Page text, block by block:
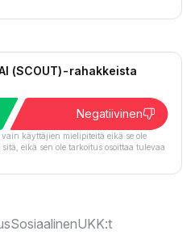
(SCOUT)-rahakkeista
Negatiivinen
käyttäjien mielipiteitä eikä se ole
eikä sen ole tarkoitus osoittaa tulevaa
SosiaalinenUKK:t